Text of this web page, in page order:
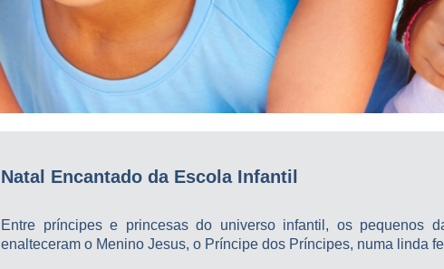
Natal Encantado da Escola Infantil
Entre príncipes e princesas do universo infantil, os pequenos
enalteceram o Menino Jesus, o Príncipe dos Príncipes, numa linda